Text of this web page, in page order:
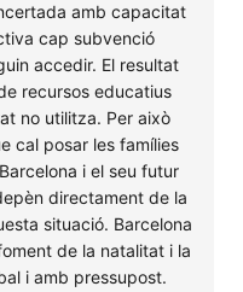
amb capacitat
cap subvenció
accedir. El resultat
recursos educatius
no utilitza. Per això
cal posar les famílies
i el seu futur
directament de la
situació. Barcelona
de la natalitat i la
i amb pressupost.